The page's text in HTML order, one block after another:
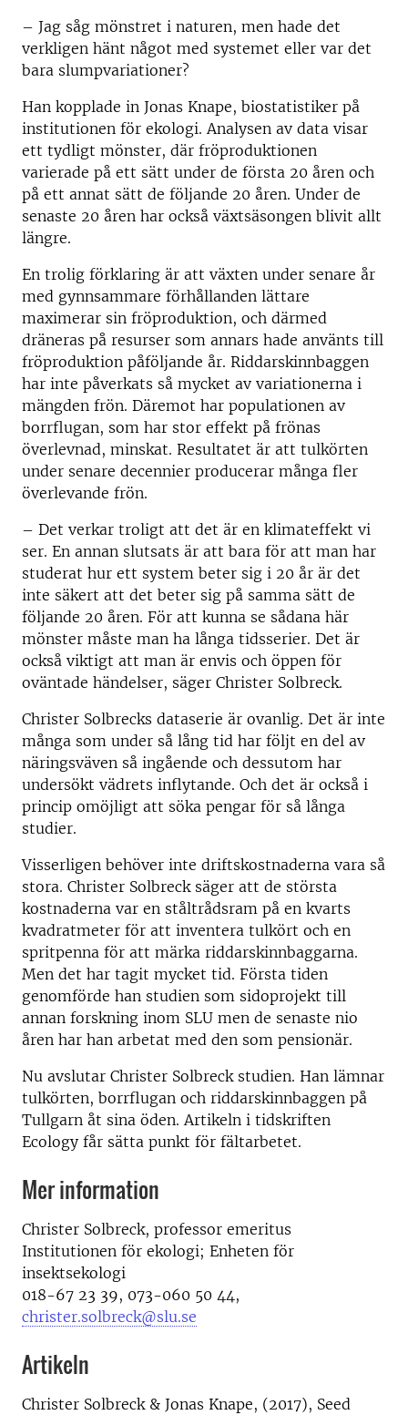
– Jag såg mönstret i naturen, men hade det
verkligen hänt något med systemet eller var det
bara slumpvariationer?
Han kopplade in Jonas Knape, biostatistiker på
institutionen för ekologi. Analysen av data visar
ett tydligt mönster, där fröproduktionen
varierade på ett sätt under de första 20 åren och
på ett annat sätt de följande 20 åren. Under de
senaste 20 åren har också växtsäsongen blivit allt
längre.
En trolig förklaring är att växten under senare år
med gynnsammare förhållanden lättare
maximerar sin fröproduktion, och därmed
dräneras på resurser som annars hade använts till
fröproduktion påföljande år. Riddarskinnbaggen
har inte påverkats så mycket av variationerna i
mängden frön. Däremot har populationen av
borrflugan, som har stor effekt på frönas
överlevnad, minskat. Resultatet är att tulkörten
under senare decennier producerar många fler
överlevande frön.
– Det verkar troligt att det är en klimateffekt vi
ser. En annan slutsats är att bara för att man har
studerat hur ett system beter sig i 20 år är det
inte säkert att det beter sig på samma sätt de
följande 20 åren. För att kunna se sådana här
mönster måste man ha långa tidsserier. Det är
också viktigt att man är envis och öppen för
oväntade händelser, säger Christer Solbreck.
Christer Solbrecks dataserie är ovanlig. Det är inte
många som under så lång tid har följt en del av
näringsväven så ingående och dessutom har
undersökt vädrets inflytande. Och det är också i
princip omöjligt att söka pengar för så långa
studier.
Visserligen behöver inte driftskostnaderna vara så
stora. Christer Solbreck säger att de största
kostnaderna var en ståltrådsram på en kvarts
kvadratmeter för att inventera tulkört och en
spritpenna för att märka riddarskinnbaggarna.
Men det har tagit mycket tid. Första tiden
genomförde han studien som sidoprojekt till
annan forskning inom SLU men de senaste nio
åren har han arbetat med den som pensionär.
Nu avslutar Christer Solbreck studien. Han lämnar
tulkörten, borrflugan och riddarskinnbaggen på
Tullgarn åt sina öden. Artikeln i tidskriften
Ecology får sätta punkt för fältarbetet.
Mer information
Christer Solbreck, professor emeritus
Institutionen för ekologi; Enheten för
insektsekologi
018-67 23 39, 073-060 50 44,
christer.solbreck@slu.se
Artikeln
Christer Solbreck & Jonas Knape, (2017), Seed